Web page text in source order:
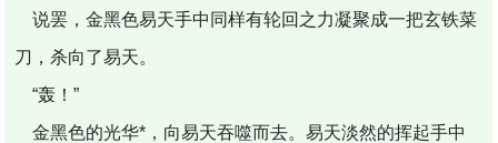
说罢，金黑色易天手中同样有轮回之力凝聚成一把玄铁菜
刀，杀向了易天。
“轰！”
金黑色的光华*，向易天吞噬而去。易天淡然的挥起手中